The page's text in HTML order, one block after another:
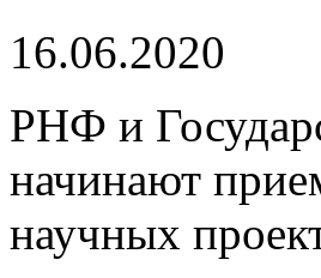
16.06.2020
​​РНФ и
начинают
научных